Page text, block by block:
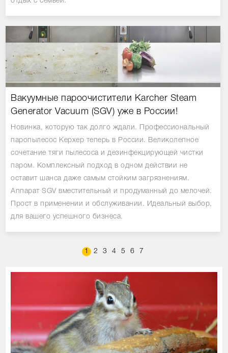
Вакуумные пароочистители Karcher Steam
Generator Vacuum (SGV) уже в России!
Новинка, которую так долго ждали. Профессиональный
паропылесос Керхер теперь в России. Великолепное
сочетание тяги пылесоса и дезинфекцирующей чистки
паром. Комплексный подход в одном действии не
оставит шанса даже самым стойким загрязнениям.
Аппарат SGV вместительный и продуманный до мелочей.
Прост в применении и обслуживании. Идеальный выбор,
для вашего успешного бизнеса.
1 2 3 4 5 6 7